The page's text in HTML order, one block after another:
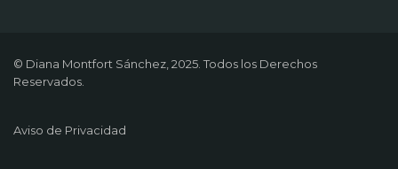
© Diana Montfort Sánchez, 2025. Todos los Derechos
Reservados.
Aviso de Privacidad